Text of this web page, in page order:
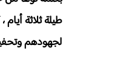
طيلة ثلاثة
لجهودهم